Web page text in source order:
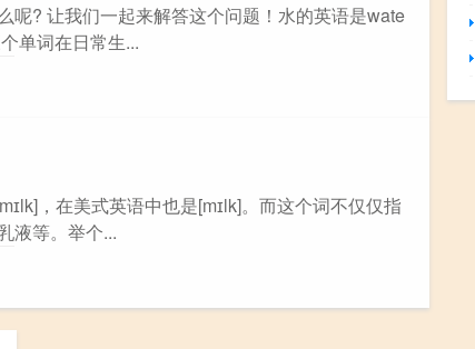
呢? 让我们一起来解答这个问题！水的英语是wate
单词在日常生...
，在美式英语中也是[mɪlk]。而这个词不仅仅指
液等。举个...